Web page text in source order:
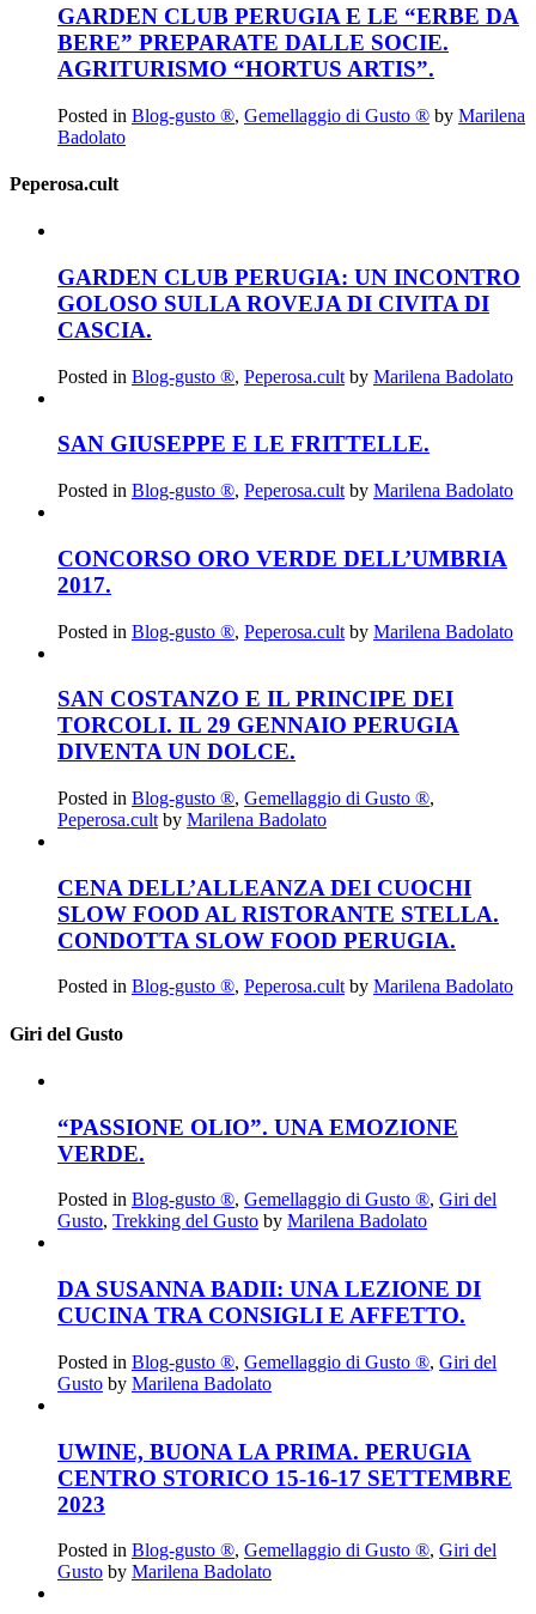
GARDEN CLUB PERUGIA E LE “ERBE DA
BERE” PREPARATE DALLE SOCIE.
AGRITURISMO “HORTUS ARTIS”.
Posted in Blog-gusto ®, Gemellaggio di Gusto ® by Marilena
Badolato
Peperosa.cult
GARDEN CLUB PERUGIA: UN INCONTRO
GOLOSO SULLA ROVEJA DI CIVITA DI
CASCIA.
Posted in Blog-gusto ®, Peperosa.cult by Marilena Badolato
SAN GIUSEPPE E LE FRITTELLE.
Posted in Blog-gusto ®, Peperosa.cult by Marilena Badolato
CONCORSO ORO VERDE DELL’UMBRIA
2017.
Posted in Blog-gusto ®, Peperosa.cult by Marilena Badolato
SAN COSTANZO E IL PRINCIPE DEI
TORCOLI. IL 29 GENNAIO PERUGIA
DIVENTA UN DOLCE.
Posted in Blog-gusto ®, Gemellaggio di Gusto ®,
Peperosa.cult by Marilena Badolato
CENA DELL’ALLEANZA DEI CUOCHI
SLOW FOOD AL RISTORANTE STELLA.
CONDOTTA SLOW FOOD PERUGIA.
Posted in Blog-gusto ®, Peperosa.cultby Marilena Badolato
Giri del Gusto
“PASSIONE OLIO”. UNA EMOZIONE
VERDE.
Posted in Blog-gusto ®, Gemellaggio di Gusto ®, Giri del
Gusto, Trekking del Gusto by Marilena Badolato
DA SUSANNA BADII: UNA LEZIONE DI
CUCINA TRA CONSIGLI E AFFETTO.
Posted in Blog-gusto ®, Gemellaggio di Gusto ®, Giri del
Gusto by Marilena Badolato
UWINE, BUONA LA PRIMA. PERUGIA
CENTRO STORICO 15-16-17 SETTEMBRE
2023
Posted in Blog-gusto ®, Gemellaggio di Gusto ®, Giri del
Gusto by Marilena Badolato